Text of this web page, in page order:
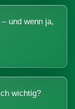
und wenn ja,
wichtig?